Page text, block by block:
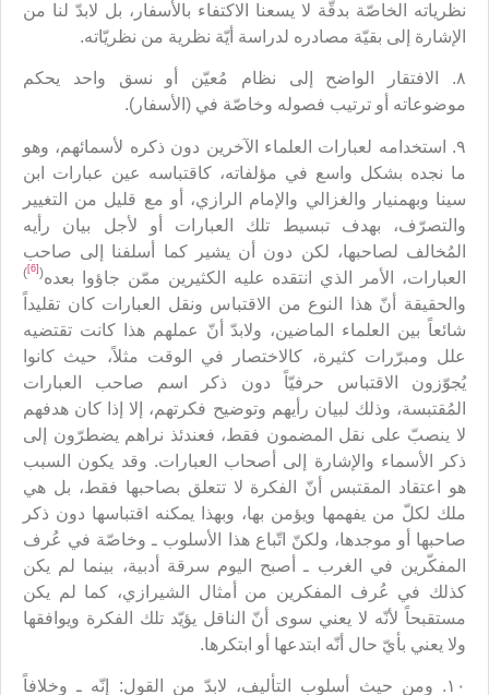
نظرياته الخاصّة بدقّة لا يسعنا الاكتفاء بالأسفار، بل لابدّ لنا من
الإشارة إلى بقيّة مصادره لدراسة أيّة نظرية من نظريّاته.
٨. الافتقار الواضح إلى نظام مُعيّن أو نسق واحد يحكم
موضوعاته أو ترتيب فصوله وخاصّة في (الأسفار).
٩. استخدامه لعبارات العلماء الآخرين دون ذكره لأسمائهم، وهو
ما نجده بشكل واسع في مؤلفاته، كاقتباسه عين عبارات ابن
سينا وبهمنيار والغزالي والإمام الرازي، أو مع قليل من التغيير
والتصرّف، بهدف تبسيط تلك العبارات أو لأجل بيان رأيه
المُخالف لصاحبها، لكن دون أن يشير كما أسلفنا إلى صاحب
العبارات، الأمر الذي انتقده عليه الكثيرين ممّن جاؤوا بعده(
[6]
)
والحقيقة أنّ هذا النوع من الاقتباس ونقل العبارات كان تقليداً
شائعاً بين العلماء الماضين، ولابدّ أنّ عملهم هذا كانت تقتضيه
علل ومبرّرات كثيرة، كالاختصار في الوقت مثلاً، حيث كانوا
يُجوّزون الاقتباس حرفيّاً دون ذكر اسم صاحب العبارات
المُقتبسة، وذلك لبيان رأيهم وتوضيح فكرتهم، إلا إذا كان هدفهم
لا ينصبّ على نقل المضمون فقط، فعندئذ نراهم يضطرّون إلى
ذكر الأسماء والإشارة إلى أصحاب العبارات. وقد يكون السبب
هو اعتقاد المقتبس أنّ الفكرة لا تتعلق بصاحبها فقط، بل هي
ملك لكلّ من يفهمها ويؤمن بها، وبهذا يمكنه اقتباسها دون ذكر
صاحبها أو موجدها، ولكنّ اتّباع هذا الأسلوب ـ وخاصّة في عُرف
المفكّرين في الغرب ـ أصبح اليوم سرقة أدبية، بينما لم يكن
كذلك في عُرف المفكرين من أمثال الشيرازي، كما لم يكن
مستقبحاً لأنّه لا يعني سوى أنّ الناقل يؤيّد تلك الفكرة ويوافقها
ولا يعني بأيّ حال أنّه ابتدعها أو ابتكرها.
١٠. ومن حيث أسلوب التأليف، لابدّ من القول: إنّه ـ وخلافاً